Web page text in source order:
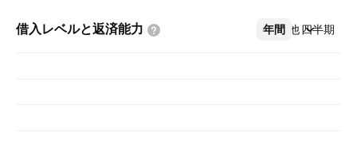
借入レベルと返済能力 年間 四半期
その他